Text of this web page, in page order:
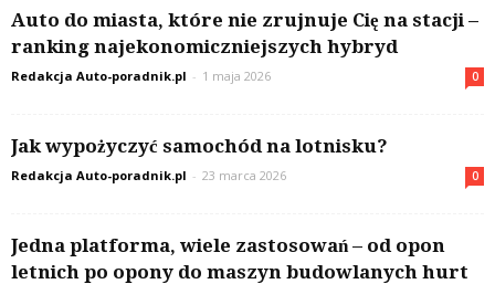
Auto do miasta, które nie zrujnuje Cię na stacji –
ranking najekonomiczniejszych hybryd
Redakcja Auto-poradnik.pl - 1 maja 2026 0
Jak wypożyczyć samochód na lotnisku?
Redakcja Auto-poradnik.pl - 23 marca 2026 0
Jedna platforma, wiele zastosowań – od opon
letnich po opony do maszyn budowlanych hurt